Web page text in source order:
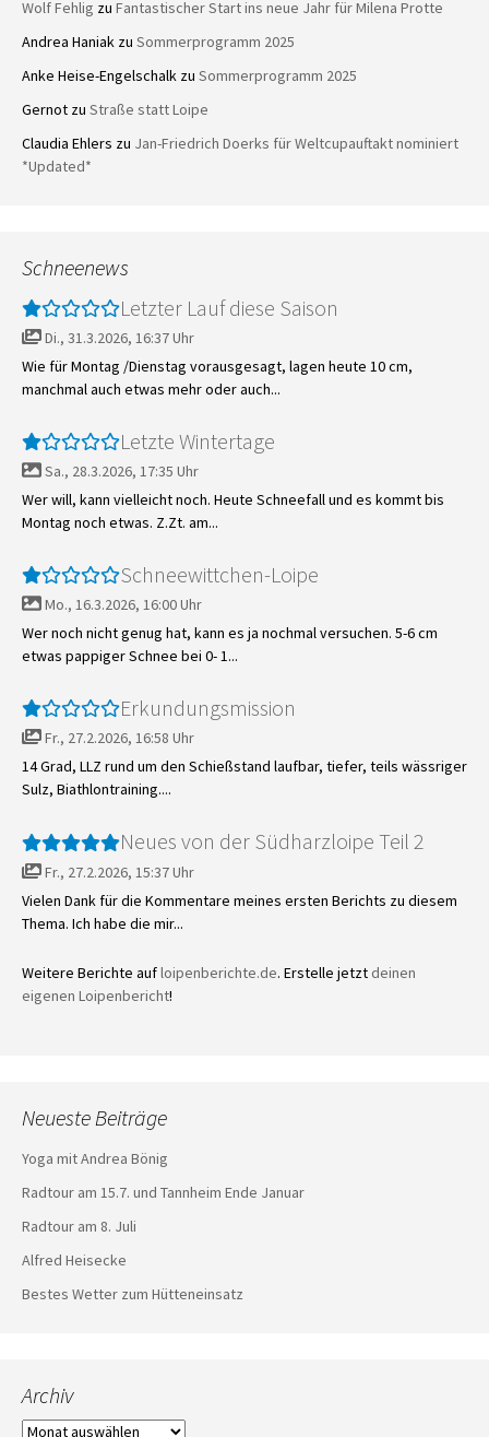
Wolf Fehlig zu Fantastischer Start ins neue Jahr für Milena Protte
Andrea Haniak zu Sommerprogramm 2025
Anke Heise-Engelschalk zu Sommerprogramm 2025
Gernot zu Straße statt Loipe
Claudia Ehlers zu Jan-Friedrich Doerks für Weltcupauftakt nominiert
*Updated*
Schneenews
Letzter Lauf diese Saison
Di., 31.3.2026, 16:37 Uhr
Wie für Montag /Dienstag vorausgesagt, lagen heute 10 cm,
manchmal auch etwas mehr oder auch...
Letzte Wintertage
Sa., 28.3.2026, 17:35 Uhr
Wer will, kann vielleicht noch. Heute Schneefall und es kommt bis
Montag noch etwas. Z.Zt. am...
Schneewittchen-Loipe
Mo., 16.3.2026, 16:00 Uhr
Wer noch nicht genug hat, kann es ja nochmal versuchen. 5-6 cm
etwas pappiger Schnee bei 0- 1...
Erkundungsmission
Fr., 27.2.2026, 16:58 Uhr
14 Grad, LLZ rund um den Schießstand laufbar, tiefer, teils wässriger
Sulz, Biathlontraining....
Neues von der Südharzloipe Teil 2
Fr., 27.2.2026, 15:37 Uhr
Vielen Dank für die Kommentare meines ersten Berichts zu diesem
Thema. Ich habe die mir...
Weitere Berichte aufloipenberichte.de. Erstelle jetzt deinen
eigenen Loipenbericht!
Neueste Beiträge
Yoga mit Andrea Bönig
Radtour am 15.7. und Tannheim Ende Januar
Radtour am 8. Juli
Alfred Heisecke
Bestes Wetter zum Hütteneinsatz
Archiv
Archiv